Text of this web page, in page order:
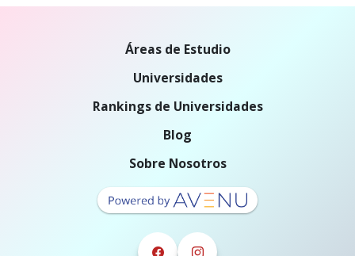
Áreas de Estudio
Universidades
Rankings de Universidades
Blog
Sobre Nosotros